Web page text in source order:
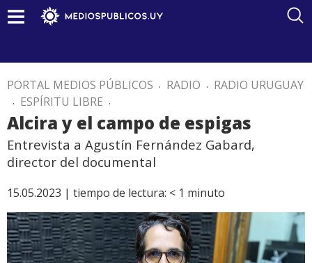
PORTAL MEDIOS PÚBLICOS . RADIO . RADIO URUGUAY
. ESPÍRITU LIBRE .
Alcira y el campo de espigas
Entrevista a Agustín Fernández Gabard,
director del documental
15.05.2023 | tiempo de lectura: < 1 minuto